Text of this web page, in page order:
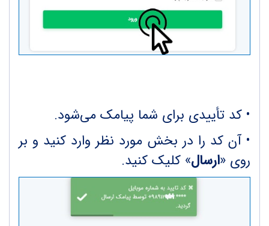
• کد تأییدی برای شما پیامک می‌شود.
•آن کد را در بخش مورد نظر وارد کنید و بر
روی «ارسال» کلیک کنید.